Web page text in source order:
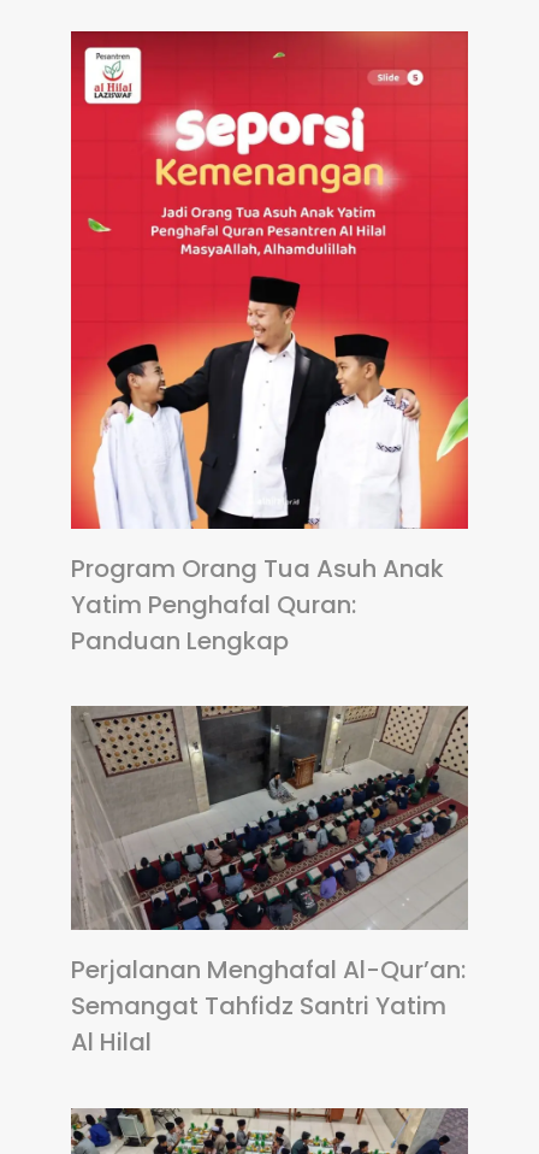
Program Orang Tua Asuh Anak
Yatim Penghafal Quran:
Panduan Lengkap
Perjalanan Menghafal Al-Qur’an:
Semangat Tahfidz Santri Yatim
Al Hilal